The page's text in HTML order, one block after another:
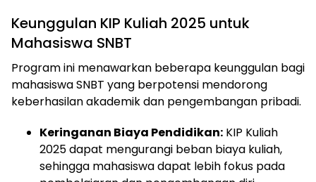
ⓘ
Keunggulan KIP Kuliah 2025 untuk
Mahasiswa SNBT
Program ini menawarkan beberapa keunggulan bagi
mahasiswa SNBT yang berpotensi mendorong
keberhasilan akademik dan pengembangan pribadi.
Keringanan Biaya Pendidikan: KIP Kuliah
2025 dapat mengurangi beban biaya kuliah,
sehingga mahasiswa dapat lebih fokus pada